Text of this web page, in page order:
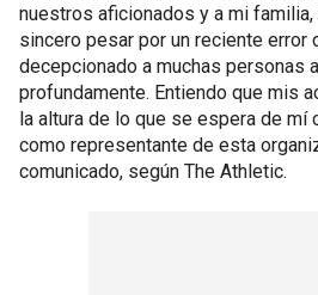
nuestros aficionados y a mi
sincero pesar por un reciente error
decepcionado a muchas personas
profundamente. Entiendo que mis
la altura de lo que se espera de mí
como representante de esta
comunicado, según The Athletic.